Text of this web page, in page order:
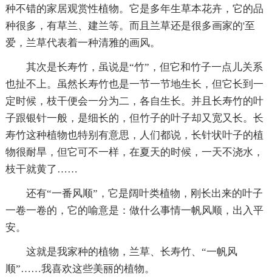
种不错的家居观赏性植物。它是多年生草本花卉，它的品
种很多，有草兰、建兰等。而且兰草还是很多画家的'至
爱，兰草代表着一种清雅的画风。
其次是长寿竹，虽说是“竹”，但它和竹子一点儿关系
也扯不上。虽然长寿竹也是一节一节地生长，但它长到一
定时候，枝干便会一分为二，各自生长。并且长寿竹的叶
子跟银针一般，是细长的，但竹子的叶子却又宽又长。长
寿竹这种植物也特别有意思，人们都说，长针状叶子的植
物很耐旱，但它可不一样，在夏天的时候，一天不浇水，
枝干就黄了……
还有“一番风顺”，它是阔叶类植物，刚长出来的叶子
一卷一卷的，它的喻意是：做什么事情一帆风顺，出入平
安。
这就是我家种的植物，兰草、长寿竹、“一帆风
顺”……我喜欢这些美丽的植物。